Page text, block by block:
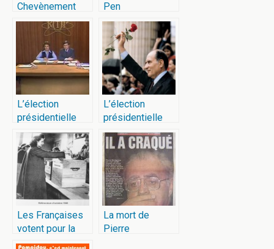
Chevènement
Pen
L’élection
présidentielle
française de
1974
L’élection
présidentielle
française de
1981
Les Françaises
votent pour la
1ère fois
La mort de
Pierre